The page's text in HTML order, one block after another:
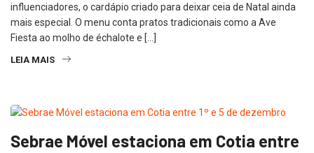
influenciadores, o cardápio criado para deixar ceia de Natal ainda
mais especial. O menu conta pratos tradicionais como a Ave
Fiesta ao molho de échalote e […]
LEIA MAIS
Sebrae Móvel estaciona em Cotia entre